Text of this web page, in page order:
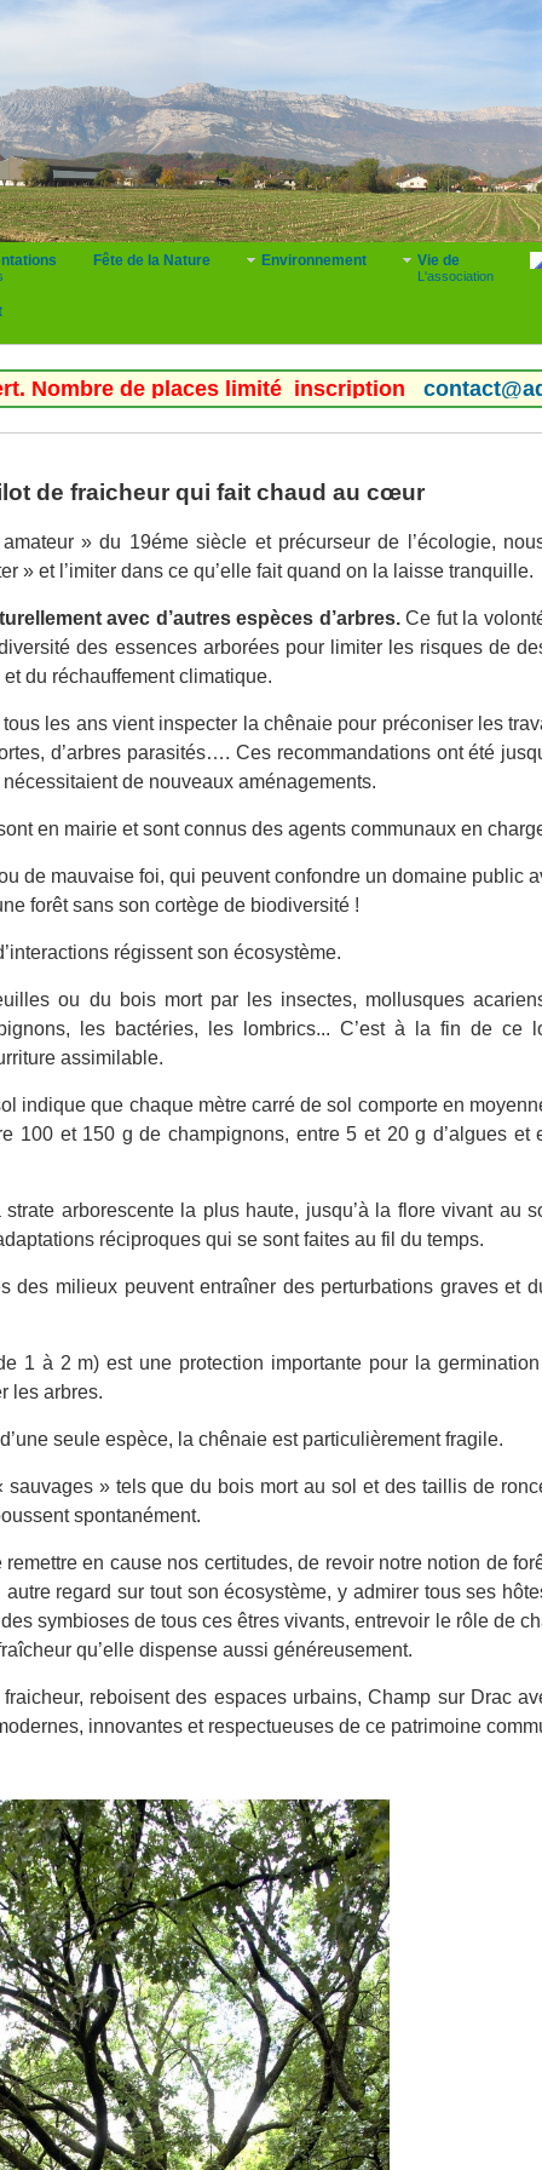
Fête de la Nature Environnement Vie de
L'association
de places limité inscription contact@adice.fr
de fraicheur qui fait chaud au cœur
» du 19éme siècle et précurseur de l’écologie,
» et l’imiter dans ce qu’elle fait quand on la laisse tranquille.
avec d’autres espèces d’arbres.Ce fut la
des essences arborées pour limiter les risques de
du réchauffement climatique.
les ans vient inspecter la chênaie pour préconiser les
d’arbres parasités…. Ces recommandations ont été
de nouveaux aménagements.
en mairie et sont connus des agents communaux en
de mauvaise foi, qui peuvent confondre un domaine public
forêt sans son cortège de biodiversité !
régissent son écosystème.
ou du bois mort par les insectes, mollusques
les bactéries, les lombrics... C’est à la fin de ce
assimilable.
indique que chaque mètre carré de sol comporte en
100 et 150 g de champignons, entre 5 et 20 g d’algues et
arborescente la plus haute, jusqu’à la flore vivant au
réciproques qui se sont faites au fil du temps.
milieux peuvent entraîner des perturbations graves et
1 à 2 m) est une protection importante pour la
les arbres.
seule espèce, la chênaie est particulièrement fragile.
» tels que du bois mort au sol et des taillis de
spontanément.
en cause nos certitudes, de revoir notre notion de
regard sur tout son écosystème, y admirer tous ses
symbioses de tous ces êtres vivants, entrevoir le rôle de
qu’elle dispense aussi généreusement.
reboisent des espaces urbains, Champ sur Drac
innovantes et respectueuses de ce patrimoine